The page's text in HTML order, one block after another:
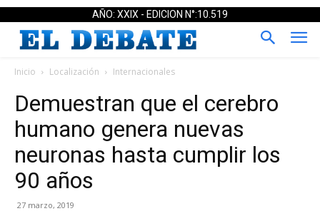
AÑO: XXIX - EDICION N°:10.519
Inicio Localización Internacionales
Demuestran que el cerebro
humano genera nuevas
neuronas hasta cumplir los
90 años
27 marzo, 2019